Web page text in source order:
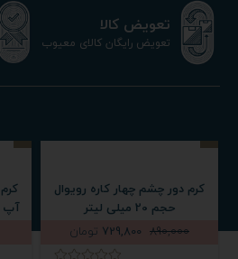
تعویض کالا
تعویض رایگان کالای معیوب